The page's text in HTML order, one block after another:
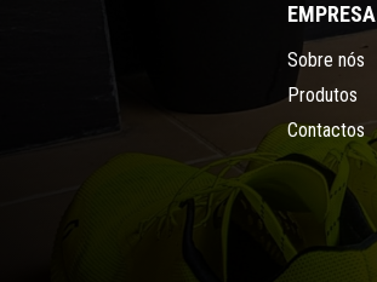
EMPRESA
Sobre nós
Produtos
Contactos